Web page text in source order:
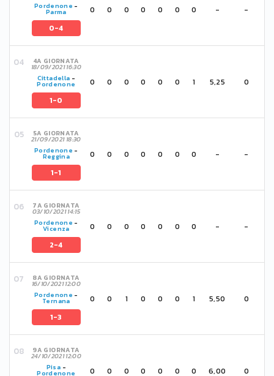
Pordenone -
Parma
0-4
0 0 0 0 0 0 0 - -
4A GIORNATA
18/09/2021 16:30
Cittadella -
Pordenone
1-0
0 0 0 0 0 0 1 5,25 0
5A GIORNATA
21/09/2021 18:30
Pordenone -
Reggina
1-1
0 0 0 0 0 0 0 - -
7A GIORNATA
03/10/2021 14:15
Pordenone -
Vicenza
2-4
0 0 0 0 0 0 0 - -
8A GIORNATA
16/10/2021 12:00
Pordenone -
Ternana
1-3
0 0 1 0 0 0 1 5,50 0
9A GIORNATA
24/10/2021 12:00
Pisa -
Pordenone 0 0 0 0 0 0 0 6,00 0